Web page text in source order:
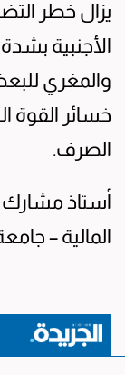
يزال خطر
الأجنبية
والمغري
خسائر القوة
الصرف.
أستاذ
المالية –